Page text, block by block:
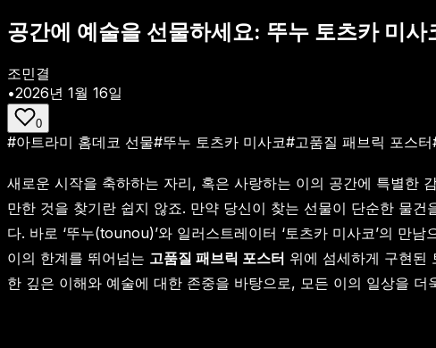
공간에 예술을 선물하세요: 뚜누 토츠카 미
조민결
•2026년 1월 16일
0
#아트라미 홈데코 선물#뚜누 토츠카 미사코#고품질 패브릭 포스터
새로운 시작을 축하하는 자리, 혹은 사랑하는 이의 공간에 특별한
만한 것을 찾기란 쉽지 않죠. 만약 당신이 찾는 선물이 단순한 물
다. 바로 ‘뚜누(tounou)’와 일러스트레이터 ‘토츠카 미사코’의 만
이의 한계를 뛰어넘는 고품질 패브릭 포스터 위에 섬세하게 구현된
한 깊은 이해와 예술에 대한 존중을 바탕으로, 모든 이의 일상을